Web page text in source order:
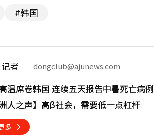
#韩国
记者 dongclub@ajunews.com
温席卷韩国 连续五天报告中暑死亡病例
洲人之声】高β社会，需要低一点杠杆
多